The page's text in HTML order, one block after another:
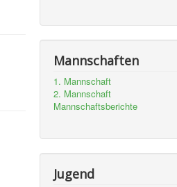
Mannschaften
1. Mannschaft
2. Mannschaft
Mannschaftsberichte
Jugend